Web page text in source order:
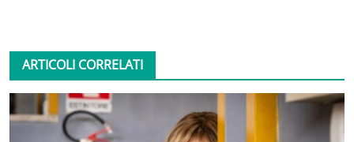
ARTICOLI CORRELATI